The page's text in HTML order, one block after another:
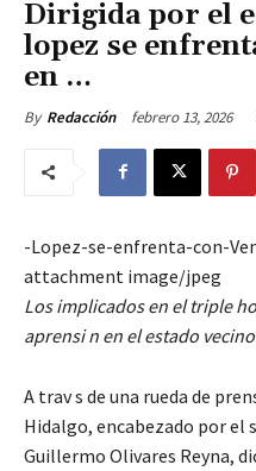
Dirigida por el
lopez se
en …
By Redacción febrero 13, 2026
-Lopez-se-enfrenta-con-
attachment image/jpeg
Los implicados en el triple
aprensi n en el estado
A trav s de una rueda de
Hidalgo, encabezado por el
Guillermo Olivares Reyna,